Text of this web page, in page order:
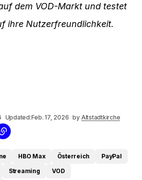
dem VOD-Markt und testet
ihre Nutzerfreundlichkeit.
Updated:Feb. 17, 2026 by Altstadtkirche
HBO Max Österreich
PayPal
Streaming
VOD